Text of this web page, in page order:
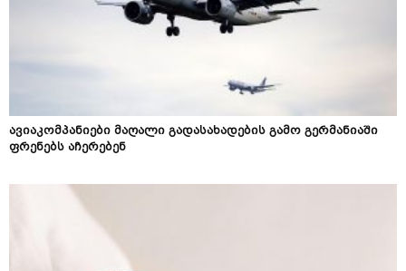
ავიაკომპანიები მაღალი გადასახადების გამო გერმანიაში
ფრენებს აჩერებენ